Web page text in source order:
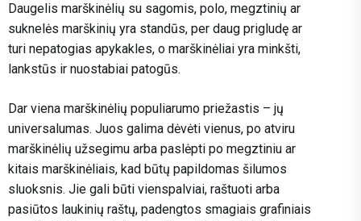
Daugelis marškinėlių su sagomis, polo, megztinių ar
suknelės marškinių yra standūs, per daug prigludę ar
turi nepatogias apykakles, o marškinėliai yra minkšti,
lankstūs ir nuostabiai patogūs.
Dar viena marškinėlių populiarumo priežastis – jų
universalumas. Juos galima dėvėti vienus, po atviru
marškinėlių užsegimu arba paslėpti po megztiniu ar
kitais marškinėliais, kad būtų papildomas šilumos
sluoksnis. Jie gali būti vienspalviai, raštuoti arba
pasiūtos laukinių raštų, padengtos smagiais grafiniais